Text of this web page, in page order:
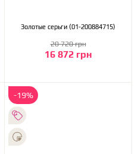
Золотые серьги (01-200884715)
16 872 грн
20 720 грн
-19%